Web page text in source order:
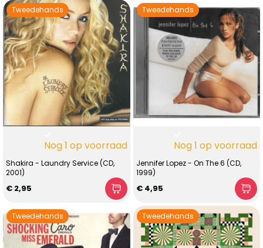
Tweedehands
Nog 1 op voorraad
Shakira - Laundry Service (CD,
2001)
€ 2,95
Tweedehands
Nog 1 op voorraad
Jennifer Lopez - On The 6 (CD,
1999)
€ 4,95
Tweedehands Tweedehands